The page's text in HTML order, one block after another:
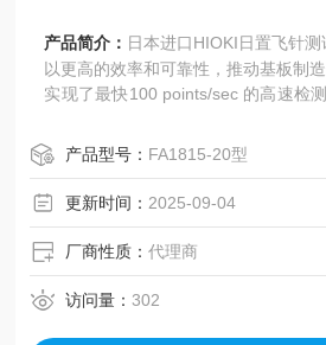
产品简介： 日本进口HIOKI日置飞针
以更高的效率和可靠性，推动基板制
实现了最快100 points/sec 的高速检
产品型号： FA1815-20型
更新时间： 2025-09-04
厂商性质：代理商
访问量：302